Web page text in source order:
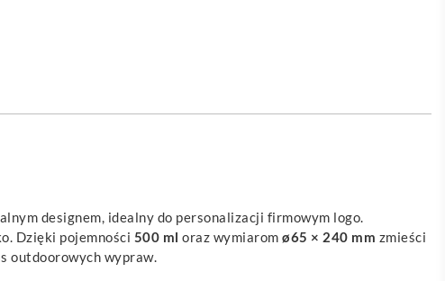
designem, idealny do personalizacji firmowym logo.
Dzięki pojemności 500 ml oraz wymiarom ø65 × 240 mm zmieści
outdoorowych wypraw.